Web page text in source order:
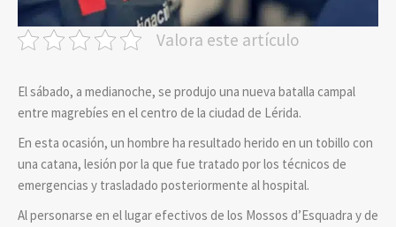
Valora este artículo
El sábado, a medianoche, se produjo una nueva batalla campal
entre magrebíes en el centro de la ciudad de Lérida.
En esta ocasión, un hombre ha resultado herido en un tobillo con
una catana, lesión por la que fue tratado por los técnicos de
emergencias y trasladado posteriormente al hospital.
Al personarse en el lugar efectivos de los Mossos d’Esquadra y de